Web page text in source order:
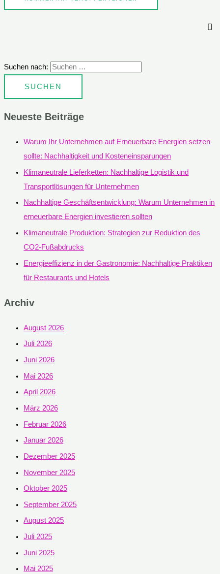
Suchen nach:
Neueste Beiträge
Warum Ihr Unternehmen auf Erneuerbare Energien setzen
sollte: Nachhaltigkeit und Kosteneinsparungen
Klimaneutrale Lieferketten: Nachhaltige Logistik und
Transportlösungen für Unternehmen
Nachhaltige Geschäftsentwicklung: Warum Unternehmen in
erneuerbare Energien investieren sollten
Klimaneutrale Produktion: Strategien zur Reduktion des
CO2-Fußabdrucks
Energieeffizienz in der Gastronomie: Nachhaltige Praktiken
für Restaurants und Hotels
Archiv
August 2026
Juli 2026
Juni 2026
Mai 2026
April 2026
März 2026
Februar 2026
Januar 2026
Dezember 2025
November 2025
Oktober 2025
September 2025
August 2025
Juli 2025
Juni 2025
Mai 2025